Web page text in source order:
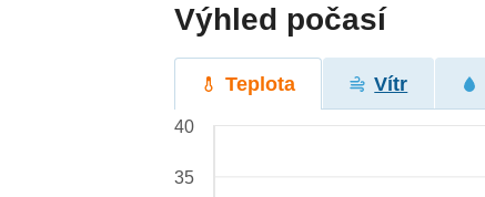
Výhled počasí
Teplota Vítr
40
35